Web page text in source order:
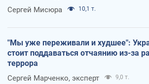
Сергей Мисюра 10,1 т.
"Мы уже переживали и худшее":
стоит поддаваться отчаянию из-за
террора
Сергей Марченко, эксперт 9,0 т.